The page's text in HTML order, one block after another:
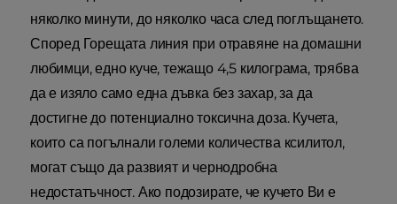
няколко минути, до няколко часа след поглъщането.
Според Горещата линия при отравяне на домашни
любимци, едно куче, тежащо 4,5 килограма, трябва
да е изяло само една дъвка без захар, за да
достигне до потенциално токсична доза. Кучета,
които са погълнали големи количества ксилитол,
могат също да развият и чернодробна
недостатъчност. Ако подозирате, че кучето Ви е